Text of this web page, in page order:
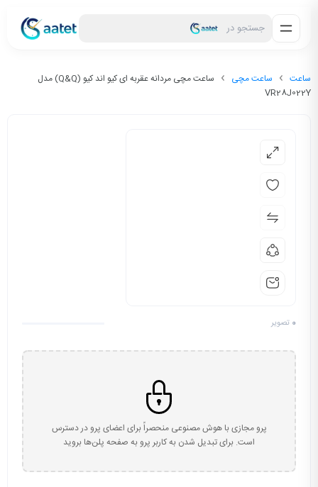
جستجو در
ساعت ساعت مچی
ساعت مچی مردانه عقربه ای کیو اند کیو (Q&Q) مدل
VR28J022Y
0 تصویر
پرو مجازی با هوش مصنوعی منحصراً برای اعضای پرو در دسترس
است. برای تبدیل شدن به کاربر پرو به صفحه پلن‌ها بروید